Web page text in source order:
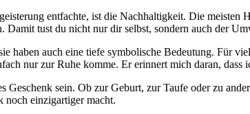
entfachte, ‌ist die Nachhaltigkeit. Die
Damit ‌tust du ⁣nicht nur dir selbst, sondern auch der
haben auch eine tiefe symbolische Bedeutung.‌ Für
nur zur Ruhe komme. Er erinnert mich daran, dass
Geschenk sein. Ob zur⁤ Geburt, zur ​Taufe oder zu
noch einzigartiger macht.